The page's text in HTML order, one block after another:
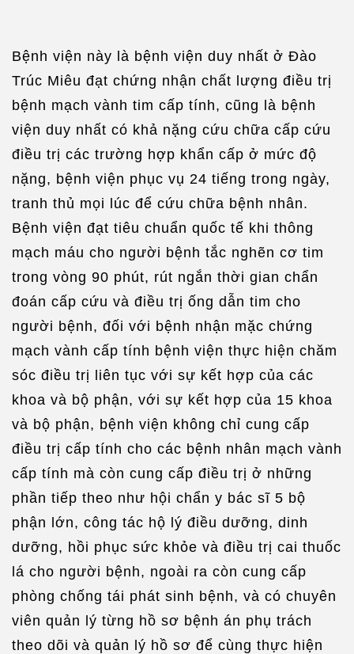
Bệnh viện này là bệnh viện duy nhất ở Đào
Trúc Miêu đạt chứng nhận chất lượng điều trị
bệnh mạch vành tim cấp tính, cũng là bệnh
viện duy nhất có khả nặng cứu chữa cấp cứu
điều trị các trường hợp khẩn cấp ở mức độ
nặng, bệnh viện phục vụ 24 tiếng trong ngày,
tranh thủ mọi lúc để cứu chữa bệnh nhân.
Bệnh viện đạt tiêu chuẩn quốc tế khi thông
mạch máu cho người bệnh tắc nghẽn cơ tim
trong vòng 90 phút, rút ngắn thời gian chẩn
đoán cấp cứu và điều trị ống dẫn tim cho
người bệnh, đối với bệnh nhận mặc chứng
mạch vành cấp tính bệnh viện thực hiện chăm
sóc điều trị liên tục với sự kết hợp của các
khoa và bộ phận, với sự kết hợp của 15 khoa
và bộ phận, bệnh viện không chỉ cung cấp
điều trị cấp tính cho các bệnh nhân mạch vành
cấp tính mà còn cung cấp điều trị ở những
phần tiếp theo như hội chẩn y bác sĩ 5 bộ
phận lớn, công tác hộ lý điều dưỡng, dinh
dưỡng, hồi phục sức khỏe và điều trị cai thuốc
lá cho người bệnh, ngoài ra còn cung cấp
phòng chống tái phát sinh bệnh, và có chuyên
viên quản lý từng hồ sơ bệnh án phụ trách
theo dõi và quản lý hồ sơ để cùng thực hiện